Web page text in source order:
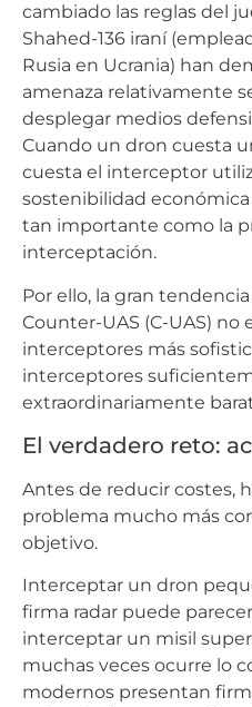
cambiado las reglas del
Shahed-136 iraní
Rusia en Ucrania) han
amenaza relativamente
desplegar medios
Cuando un dron cuesta
cuesta el interceptor
sostenibilidad económica
tan importante como la
interceptación.
Por ello, la gran
Counter-UAS (C-UAS) no
interceptores más
interceptores
extraordinariamente
El verdadero reto:
Antes de reducir costes,
problema mucho más
objetivo.
Interceptar un dron
firma radar puede
interceptar un misil
muchas veces ocurre lo
modernos presentan